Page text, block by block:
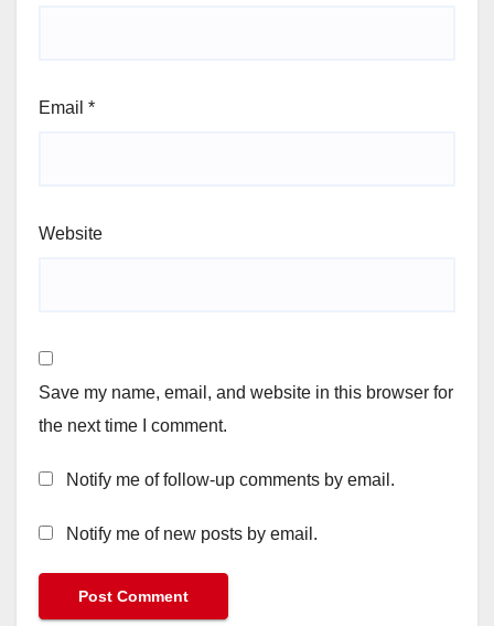
Email *
Website
Save my name, email, and website in this browser for
the next time I comment.
Notify me of follow-up comments by email.
Notify me of new posts by email.